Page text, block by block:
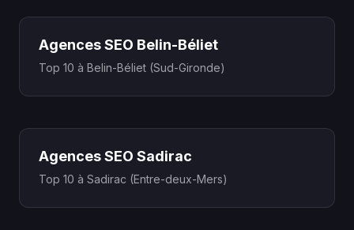
Agences SEO Belin-Béliet
Top 10 à Belin-Béliet (Sud-Gironde)
Agences SEO Sadirac
Top 10 à Sadirac (Entre-deux-Mers)